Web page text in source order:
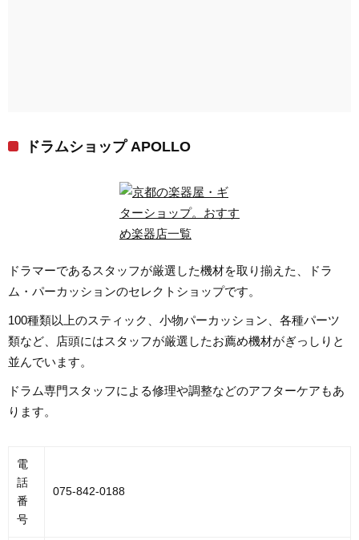
ドラムショップ APOLLO
ドラマーであるスタッフが厳選した機材を取り揃えた、ドラ
ム・パーカッションのセレクトショップです。
100種類以上のスティック、小物パーカッション、各種パーツ
類など、店頭にはスタッフが厳選したお薦め機材がぎっしりと
並んでいます。
ドラム専門スタッフによる修理や調整などのアフターケアもあ
ります。
電
話
番
号
075-842-0188